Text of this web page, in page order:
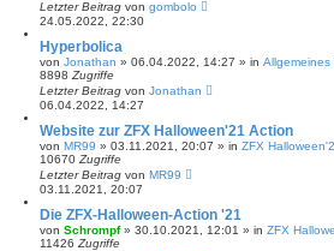
Letzter Beitrag von gombolo
24.05.2022, 22:30
Hyperbolica
von Jonathan » 06.04.2022, 14:27 » in Allgemeines
8898 Zugriffe
Letzter Beitrag von Jonathan
06.04.2022, 14:27
Website zur ZFX Halloween'21 Action
von MR99 » 03.11.2021, 20:07 » in ZFX
10670 Zugriffe
Letzter Beitrag von MR99
03.11.2021, 20:07
Die ZFX-Halloween-Action '21
von Schrompf» 30.10.2021, 12:01 » in ZFX
11426 Zugriffe